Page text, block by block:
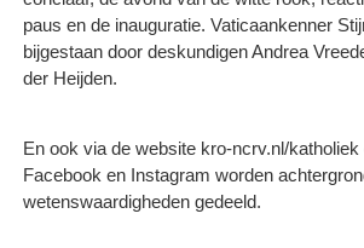
paus en de inauguratie. Vaticaankenner
bijgestaan door deskundigen Andrea
der Heijden.
En ook via de website kro-ncrv.nl/
Facebook en Instagram worden
wetenswaardigheden gedeeld.